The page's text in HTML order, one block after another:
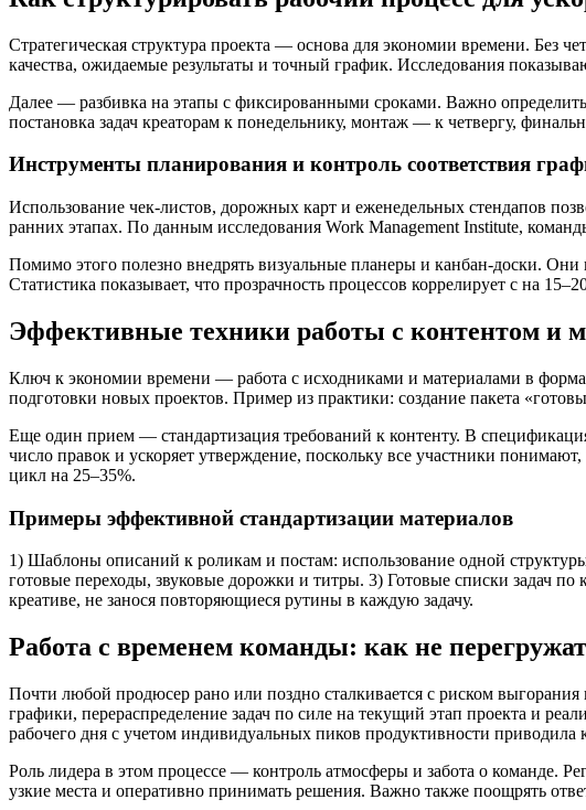
Стратегическая структура проекта — основа для экономии времени. Без
качества, ожидаемые результаты и точный график. Исследования
Далее — разбивка на этапы с фиксированными сроками. Важно
постановка задач креаторам к понедельнику, монтаж — к четвергу,
Инструменты планирования и контроль соответствия
Использование чек-листов, дорожных карт и еженедельных стендапов
ранних этапах. По данным исследования Work Management Institute,
Помимо этого полезно внедрять визуальные планеры и канбан-доски. Они
Статистика показывает, что прозрачность процессов коррелирует с на
Эффективные техники работы с контентом и
Ключ к экономии времени — работа с исходниками и материалами в
подготовки новых проектов. Пример из практики: создание пакета
Еще один прием — стандартизация требований к контенту. В
число правок и ускоряет утверждение, поскольку все участники
цикл на 25–35%.
Примеры эффективной стандартизации материалов
1) Шаблоны описаний к роликам и постам: использование одной
готовые переходы, звуковые дорожки и титры. 3) Готовые списки задач
креативе, не занося повторяющиеся рутины в каждую задачу.
Работа с временем команды: как не
Почти любой продюсер рано или поздно сталкивается с риском
графики, перераспределение задач по силе на текущий этап проекта и
рабочего дня с учетом индивидуальных пиков продуктивности
Роль лидера в этом процессе — контроль атмосферы и забота о команде.
узкие места и оперативно принимать решения. Важно также поощрять